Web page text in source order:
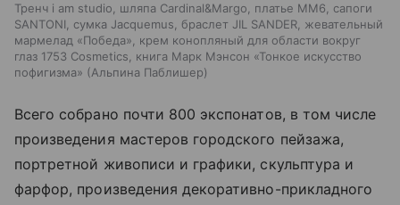
Тренч i am studio, шляпа Cardinal&Margo, платье MM6, сапоги
SANTONI, сумка Jacquemus, браслет JIL SANDER, жевательный
мармелад «Победа», крем конопляный для области вокруг
глаз 1753 Cosmetics, книга Марк Мэнсон «Тонкое искусство
пофигизма» (Альпина Паблишер)
Всего собрано почти 800 экспонатов, в том числе
произведения мастеров городского пейзажа,
портретной живописи и графики, скульптура и
фарфор, произведения декоративно-прикладного